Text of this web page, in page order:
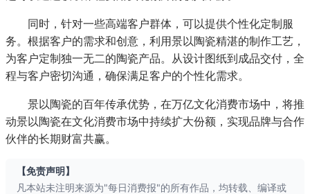
同时，针对一些高端客户群体，可以提供个性化定制服
务。根据客户的需求和创意，利用景以陶瓷精湛的制作工艺，
为客户定制独一无二的陶瓷产品。从设计图纸到成品交付，全
程与客户密切沟通，确保满足客户的个性化需求。
景以陶瓷的百年传承优势，在万亿文化消费市场中，将推
动景以陶瓷在文化消费市场中持续扩大份额，实现品牌与合作
伙伴的长期财富共赢。
【免责声明】
凡本站未注明来源为"每日消费报"的所有作品，均转载、编译或